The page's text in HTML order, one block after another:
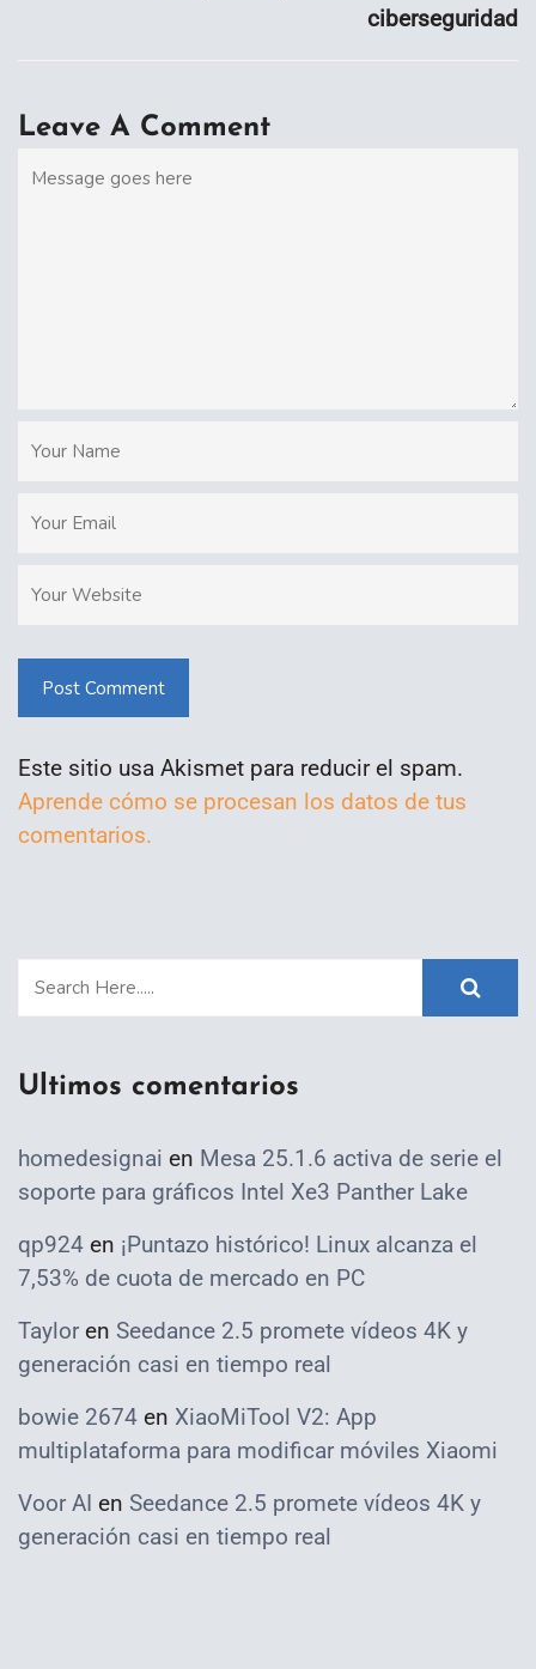
ciberseguridad
Leave A Comment
Post Comment
Este sitio usa Akismet para reducir el spam.
Aprende cómo se procesan los datos de tus
comentarios.
Ultimos comentarios
homedesignai en Mesa 25.1.6 activa de serie el
soporte para gráficos Intel Xe3 Panther Lake
qp924 en ¡Puntazo histórico! Linux alcanza el
7,53% de cuota de mercado en PC
Taylor en Seedance 2.5 promete vídeos 4K y
generación casi en tiempo real
bowie 2674 en XiaoMiTool V2: App
multiplataforma para modificar móviles Xiaomi
Voor AI en Seedance 2.5 promete vídeos 4K y
generación casi en tiempo real